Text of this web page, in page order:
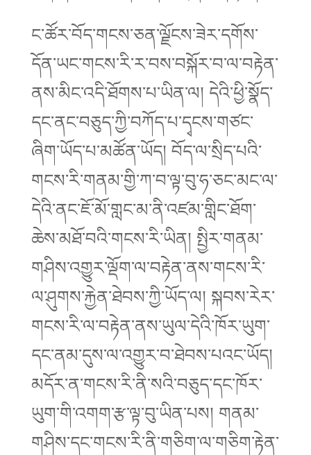
ང་ཚོར་བོད་གངས་ཅན་ལྗོངས་ཟེར་དགོས་
དོན་ཡང་གངས་རི་ར་བས་བསྐོར་བ་ལ་བརྟེན་
ནས་མིང་འདི་ཐོགས་པ་ཡིན་ལ། དེའི་ཕྱི་སྣོད་
དང་ནང་བཅུད་ཀྱི་བཀོད་པ་དྭངས་གཙང་
ཞིག་ཡོད་པ་མཚོན་ཡོད། བོད་ལ་སྲིད་པའི་
གངས་རི་གནམ་གྱི་ཀ་བ་ལྟ་བུ་ཧ་ཅང་མང་ལ་
དེའི་ནང་ཇོ་མོ་གླང་མ་ནི་འཛམ་གླིང་ཐོག་
ཆེས་མཐོ་བའི་གངས་རི་ཡིན། སྤྱིར་གནམ་
གཤིས་འགྱུར་ལྡོག་ལ་བརྟེན་ནས་གངས་རི་
ལ་ཤུགས་རྐྱེན་ཐེབས་ཀྱི་ཡོད་ལ། སྐབས་རེར་
གངས་རི་ལ་བརྟེན་ནས་ཡུལ་དེའི་ཁོར་ཡུག་
དང་ནམ་དུས་ལ་འགྱུར་བ་ཐེབས་པའང་ཡོད།
མདོར་ན་གངས་རི་ནི་སའི་བཅུད་དང་ཁོར་
ཡུག་གི་འགག་རྩ་ལྟ་བུ་ཡིན་པས། གནམ་
གཤིས་དང་གངས་རི་ནི་གཅིག་ལ་གཅིག་རྟེན་